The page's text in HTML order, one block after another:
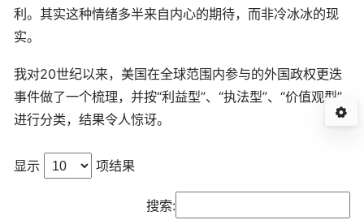
利。其实这种情绪多半来自内心的期待，而非冷冰冰的现
实。
我对20世纪以来，美国在全球范围内参与的外国政权更迭
事件做了一个梳理，并按“利益型”、“执法型”、“价值观型”
进行分类，结果令人惊讶。
显示 项结果
搜索: